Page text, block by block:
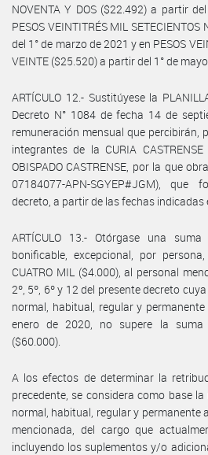
NOVENTA Y DOS ($22.492) a partir
PESOS VEINTITRÉS MIL
del 1° de marzo de 2021 y en PESOS
VEINTE ($25.520) a partir del 1° de mayo
ARTÍCULO 12.- Sustitúyese la
Decreto N° 1084 de fecha 14 de
remuneración mensual que percibirán,
integrantes de la CURIA CASTRENSE
OBISPADO CASTRENSE, por la que
07184077-APN-SGYEP#JGM),
decreto, a partir de las fechas indicadas
ARTÍCULO 13.- Otórgase una
bonificable, excepcional, por
CUATRO MIL ($4.000), al personal
2º, 5º, 6º y 12 del presente decreto
normal, habitual, regular y
enero de 2020, no supere la suma
($60.000).
A los efectos de determinar la
precedente, se considera como base
normal, habitual, regular y permanente
mencionada, del cargo que
incluyendo los suplementos y/o